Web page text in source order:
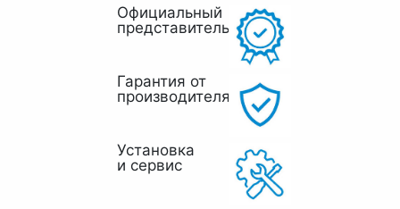
Официальный
представитель
Гарантия от
производителя
Установка
и сервис